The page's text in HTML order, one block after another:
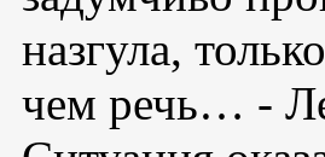
назгула,
чем речь… -